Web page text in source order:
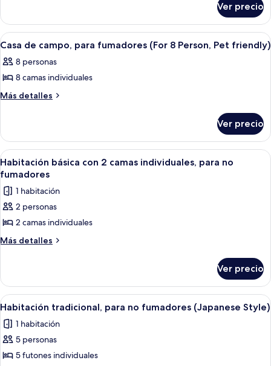
campo,
para
fumadores
(For
5
friendly)
de
campo,
para
(For
5
friendly)
Ver precio
Abrir
todas
las
fotos
de
campo,
para
fumadores
(For
8
Person,
Pet
Una cabaña de troncos con un
5
Casa de campo, para fumadores (For 8 Person, Pet friendly)
8 personas
8 camas individuales
Más detalles
Más
de
campo,
para
fumadores
8
Person,
friendly)
Ver precio
Abrir
todas
las
fotos
de
Habitación
básica
camas
individuales,
para
no
fumadores
Una habitación de hotel con dos
4
Habitación básica con 2 camas individuales, para no
fumadores
1 habitación
2 personas
2 camas individuales
Más detalles
Más
básica
con
2
individuales,
para
fumadores
Ver precio
Abrir
todas
las
fotos
de
Una habitación japonesa tradicional
4
Habitación tradicional, para no fumadores (Japanese Style)
1 habitación
5 personas
5 futones individuales